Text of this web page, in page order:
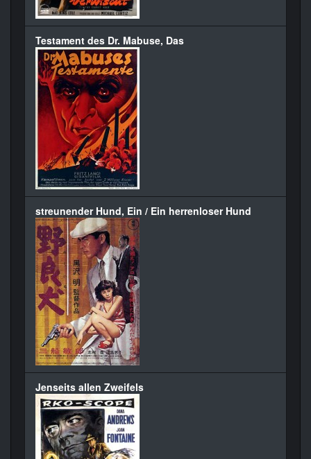
Testament des Dr. Mabuse, Das
streunender Hund, Ein / Ein herrenloser Hund
Jenseits allen Zweifels